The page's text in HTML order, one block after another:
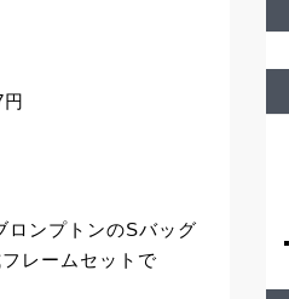
ロンプトンのSバッグ
レームセットで